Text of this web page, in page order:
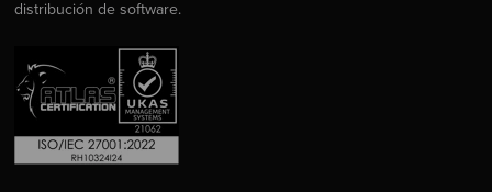
distribución de software.